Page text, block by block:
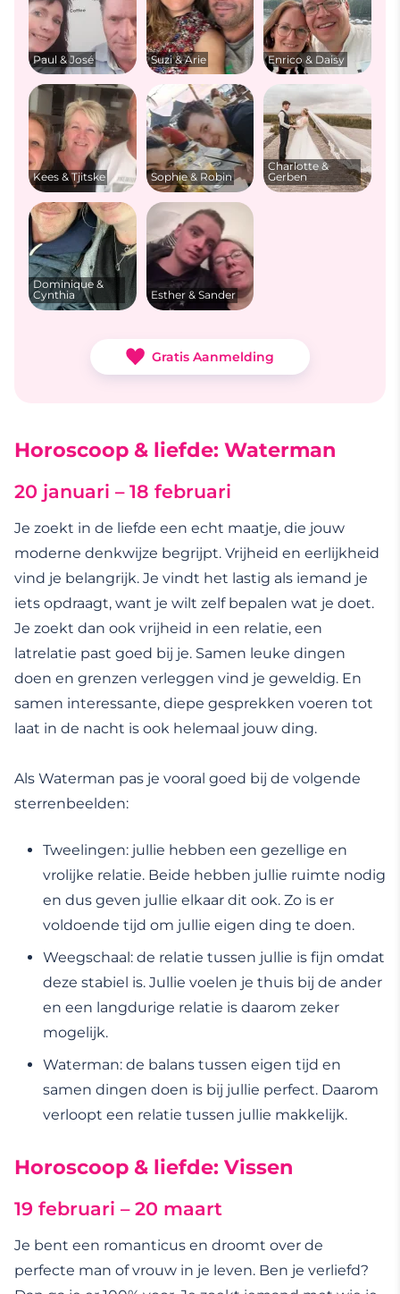
Paul & José Suzi & Arie Enrico & Daisy
Kees & Tjitske Sophie & Robin
Charlotte &
Gerben
Dominique &
Cynthia
Esther & Sander
Gratis Aanmelding
Horoscoop & liefde: Waterman
20 januari – 18 februari
Je zoekt in de liefde een echt maatje, die jouw
moderne denkwijze begrijpt. Vrijheid en eerlijkheid
vind je belangrijk. Je vindt het lastig als iemand je
iets opdraagt, want je wilt zelf bepalen wat je doet.
Je zoekt dan ook vrijheid in een relatie, een
latrelatie past goed bij je. Samen leuke dingen
doen en grenzen verleggen vind je geweldig. En
samen interessante, diepe gesprekken voeren tot
laat in de nacht is ook helemaal jouw ding.
Als Waterman pas je vooral goed bij de volgende
sterrenbeelden:
Tweelingen: jullie hebben een gezellige en
vrolijke relatie. Beide hebben jullie ruimte nodig
en dus geven jullie elkaar dit ook. Zo is er
voldoende tijd om jullie eigen ding te doen.
Weegschaal: de relatie tussen jullie is fijn omdat
deze stabiel is. Jullie voelen je thuis bij de ander
en een langdurige relatie is daarom zeker
mogelijk.
Waterman: de balans tussen eigen tijd en
samen dingen doen is bij jullie perfect. Daarom
verloopt een relatie tussen jullie makkelijk.
Horoscoop & liefde: Vissen
19 februari – 20 maart
Je bent een romanticus en droomt over de
perfecte man of vrouw in je leven. Ben je verliefd?